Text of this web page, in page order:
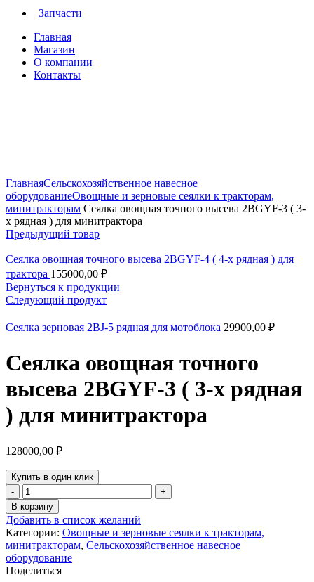
Запчасти
Главная
Магазин
О компании
Контакты
ГлавнаяСельскохозяйственное навесное
оборудованиеОвощные и зерновые сеялки к тракторам,
минитракторам Сеялка овощная точного высева 2BGYF-3 ( 3-
х рядная ) для минитрактора
Предыдущий товар
Сеялка овощная точного высева 2BGYF-4 ( 4-х рядная ) для
трактора 155000,00 ₽
Вернуться к продукции
Следующий продукт
Сеялка зерновая 2BJ-5 рядная для мотоблока 29900,00 ₽
Сеялка овощная точного
высева 2BGYF-3 ( 3-х рядная
) для минитрактора
128000,00 ₽
Купить в один клик
Количество
товара
Сеялка
овощная
точного
высева
2BGYF-
3
В корзину
Добавить в список желаний
Категории: Овощные и зерновые сеялки к тракторам,
минитракторам, Сельскохозяйственное навесное
оборудование
Поделиться